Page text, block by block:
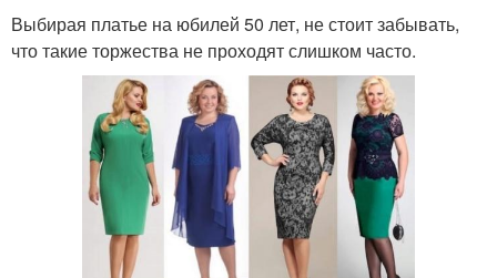
Выбирая платье на юбилей 50 лет, не стоит забывать,
что такие торжества не проходят слишком часто.